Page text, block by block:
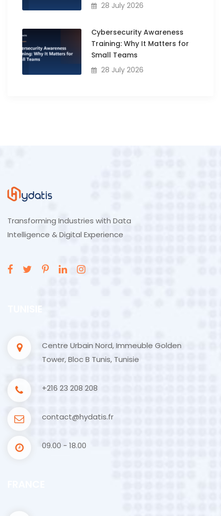
28 July 2026
Cybersecurity Awareness
Training: Why It Matters for
Small Teams
28 July 2026
Transforming Industries with Data
Intelligence & Digital Experience
TUNISIE
Centre Urbain Nord, Immeuble Golden
Tower, Bloc B Tunis, Tunisie
+216 23 208 208
contact@hydatis.fr
09.00 - 18.00